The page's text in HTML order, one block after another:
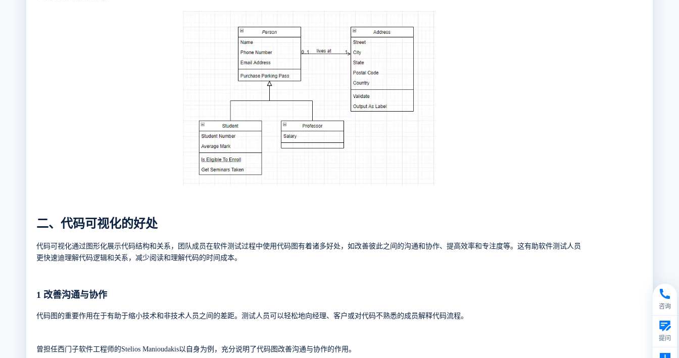
二、代码可视化的好处
代码可视化通过图形化展示代码结构和关系，团队成员在软件测试过程中使用代码图有着诸多好处，如改善彼此之间的沟通和协作、提高效率和专注度等。这有助软件测试人员
更快速迪理解代码逻辑和关系，减少阅读和理解代码的时间成本。
1 改善沟通与协作
代码图的重要作用在于有助于缩小技术和非技术人员之间的差距。测试人员可以轻松地向经理、客户或对代码不熟悉的成员解释代码流程。
曾担任西门子软件工程师的Stelios Manioudakis以自身为例，充分说明了代码图改善沟通与协作的作用。
咨询
提问